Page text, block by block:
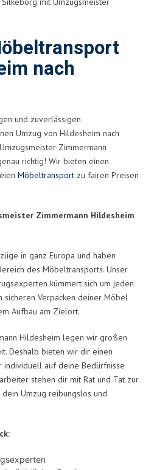
nach
und zuverlässigen
Umzug von Hildesheim nach
Zimmermann
richtig! Wir bieten einen
Möbeltransport zu fairen Preisen
Zimmermann Hildesheim
in ganz Europa und haben
des Möbeltransports. Unser
kümmert sich um jeden
sicheren Verpacken deiner Möbel
Aufbau am Zielort.
Hildesheim legen wir großen
Deshalb bieten wir dir einen
individuell auf deine Bedürfnisse
stehen dir mit Rat und Tat zur
Umzug reibungslos und